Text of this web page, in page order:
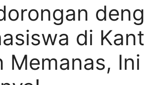
di
Memanas, Ini